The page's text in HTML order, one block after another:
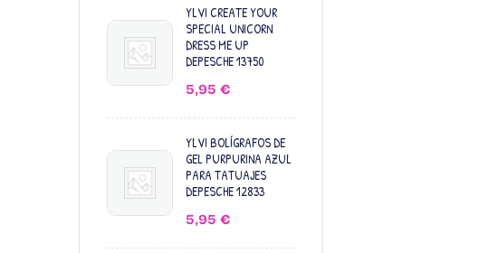
YLVI CREATE YOUR
SPECIAL UNICORN
DRESS ME UP
DEPESCHE 13750
5,95 €
YLVI BOLÍGRAFOS DE
GEL PURPURINA AZUL
PARA TATUAJES
DEPESCHE 12833
5,95 €